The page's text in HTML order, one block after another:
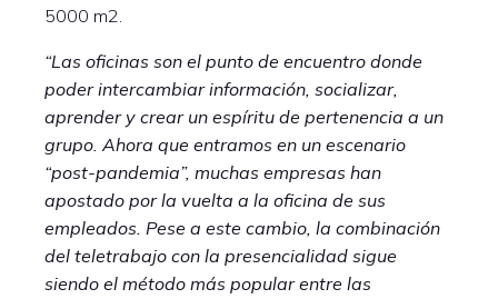
5000 m2.
“Las oficinas son el punto de encuentro donde
poder intercambiar información, socializar,
aprender y crear un espíritu de pertenencia a un
grupo. Ahora que entramos en un escenario
“post-pandemia”, muchas empresas han
apostado por la vuelta a la oficina de sus
empleados. Pese a este cambio, la combinación
del teletrabajo con la presencialidad sigue
siendo el método más popular entre las